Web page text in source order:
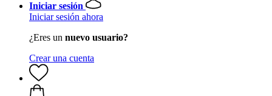
Iniciar sesión
Iniciar sesión ahora
¿Eres un nuevo usuario?
Crear una cuenta